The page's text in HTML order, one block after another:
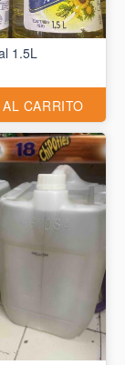
1.5L
CARRITO